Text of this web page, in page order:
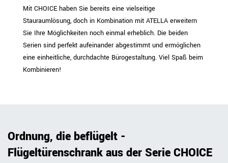
Mit CHOICE haben Sie bereits eine vielseitige
Stauraumlösung, doch in Kombination mit ATELLA erweitern
Sie Ihre Möglichkeiten noch einmal erheblich. Die beiden
Serien sind perfekt aufeinander abgestimmt und ermöglichen
eine einheitliche, durchdachte Bürogestaltung. Viel Spaß beim
Kombinieren!
Ordnung, die beflügelt -
Flügeltürenschrank aus der Serie CHOICE